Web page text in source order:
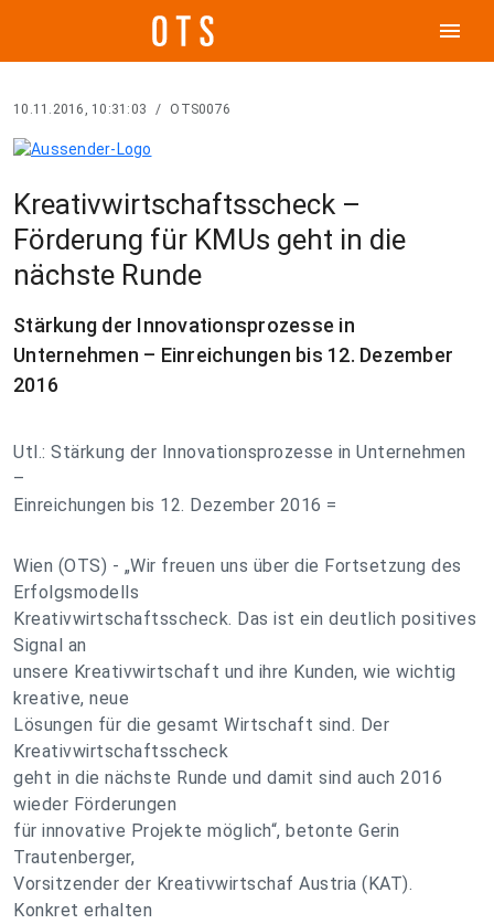
menu
10.11.2016, 10:31:03 / OTS0076
Kreativwirtschaftsscheck –
Förderung für KMUs geht in die
nächste Runde
Stärkung der Innovationsprozesse in
Unternehmen – Einreichungen bis 12. Dezember
2016
Utl.: Stärkung der Innovationsprozesse in Unternehmen
–
Einreichungen bis 12. Dezember 2016 =
Wien (OTS) - „Wir freuen uns über die Fortsetzung des
Erfolgsmodells
Kreativwirtschaftsscheck. Das ist ein deutlich positives
Signal an
unsere Kreativwirtschaft und ihre Kunden, wie wichtig
kreative, neue
Lösungen für die gesamt Wirtschaft sind. Der
Kreativwirtschaftsscheck
geht in die nächste Runde und damit sind auch 2016
wieder Förderungen
für innovative Projekte möglich“, betonte Gerin
Trautenberger,
Vorsitzender der Kreativwirtschaf Austria (KAT).
Konkret erhalten